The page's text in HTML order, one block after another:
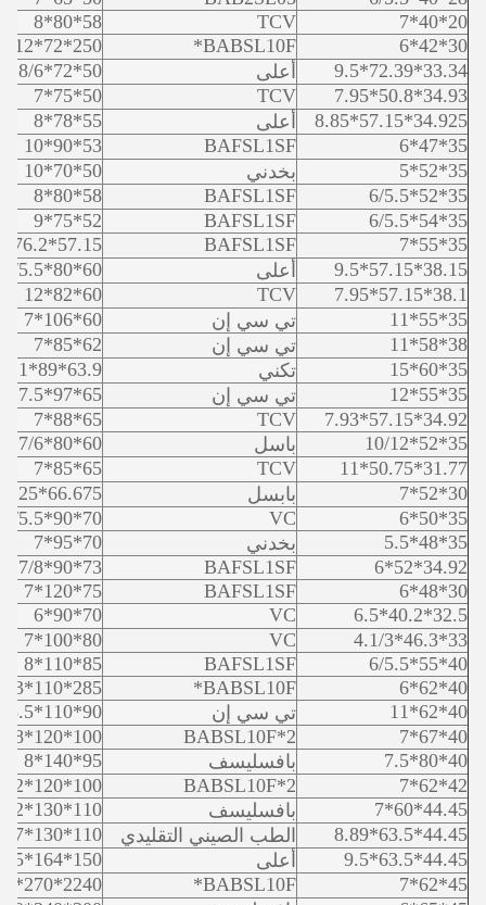
20*40*7
TCV
58*80*8
30*42*6
BABSL10F*
250*72*12
33.34*72.39*9.5
أعلى
50*72*8/6
34.93*50.8*7.95
TCV
50*75*7
34.925*57.15*8.85
أعلى
55*78*8
35*47*6
BAFSL1SF
53*90*10
35*52*5
بخدني
50*70*10
35*52*6/5.5
BAFSL1SF
58*80*8
35*54*6/5.5
BAFSL1SF
52*75*9
35*55*7
BAFSL1SF
57.15*76.2*9.53
38.15*57.15*9.5
أعلى
60*80*7/5.5
38.1*57.15*7.95
TCV
60*82*12
35*55*11
تي سي إن
60*106*7
38*58*11
تي سي إن
62*85*7
35*60*15
تكني
63.9*89*11
35*55*12
تي سي إن
65*97*7.5
34.92*57.15*7.93
TCV
65*88*7
35*52*10/12
باسل
60*80*7/6
31.77*50.75*11
TCV
65*85*7
30*52*7
بابسل
66.675*95.25*10
35*50*6
VC
70*90*7/5.5
35*48*5.5
بخدني
70*95*7
34.92*52*6
BAFSL1SF
73*90*7/8
30*48*6
BAFSL1SF
75*120*7
32.5*40.2*6.5
VC
70*90*6
33*46.3*4.1/3
VC
80*100*7
40*55*6/5.5
BAFSL1SF
85*110*8
40*62*6
BABSL10F*
285*110*83
40*62*11
تي سي إن
90*110*7.5/8.5
40*67*7
BABSL10F*2
100*120*8
40*80*7.5
بافسليسف
95*140*8
42*62*7
BABSL10F*2
100*120*12
44.45*60*7
بافسليسف
110*130*12
44.45*63.5*8.89
الطب الصيني التقليدي
110*130*7
44.45*63.5*9.5
أعلى
150*164*5
45*62*7
BABSL10F*
2240*270*8.5